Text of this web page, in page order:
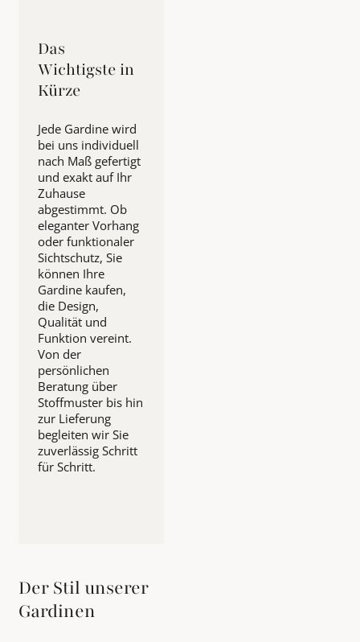
Das
Wichtigste in
Kürze
Jede Gardine wird
bei uns individuell
nach Maß gefertigt
und exakt auf Ihr
Zuhause
abgestimmt. Ob
eleganter Vorhang
oder funktionaler
Sichtschutz, Sie
können Ihre
Gardine kaufen,
die Design,
Qualität und
Funktion vereint.
Von der
persönlichen
Beratung über
Stoffmuster bis hin
zur Lieferung
begleiten wir Sie
zuverlässig Schritt
für Schritt.
Der Stil unserer
Gardinen